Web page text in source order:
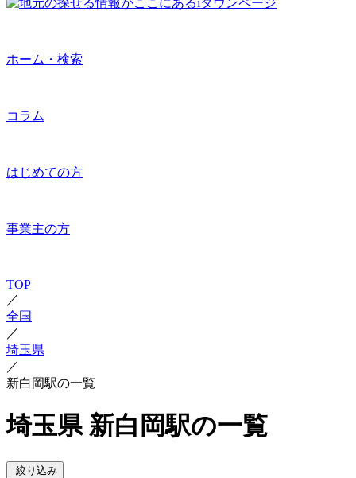
ホーム・検索
コラム
はじめての方
事業主の方
TOP
／
全国
／
埼玉県
／
新白岡駅の一覧
埼玉県 新白岡駅の一覧
絞り込み